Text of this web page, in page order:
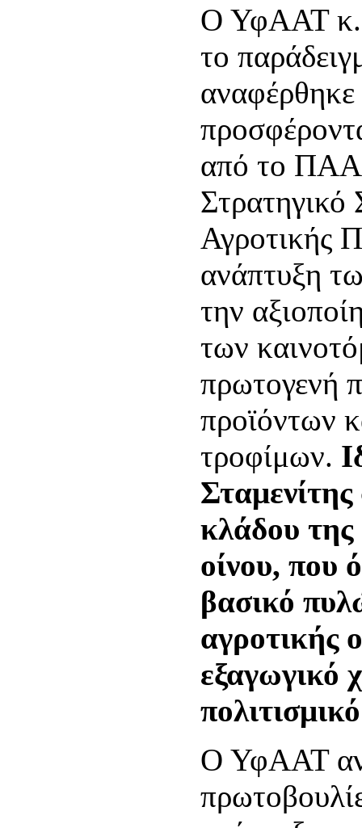
Ο ΥφΑΑΤ κ.
το
αναφέρθηκε
από το ΠΑΑ
Στρατηγικό
Αγροτικής
ανάπτυξη
την
των
πρωτογενή
προϊόντων
τροφίμων.
Σταμενίτης
κλάδου της
οίνου, που
βασικό
αγροτικής
εξαγωγικό
Ο ΥφΑΑΤ